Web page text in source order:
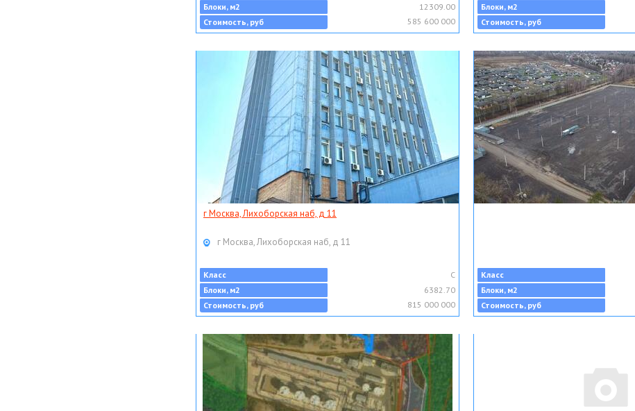
Блоки, м2
12309.00
Стоимость, руб
585 600 000
Блоки, м2
Стоимость, руб
г Москва, Лихоборская наб, д 11
г Москва, Лихоборская наб, д 11
Класс
C
Блоки, м2
6382.70
Стоимость, руб
815 000 000
Класс
Блоки, м2
Стоимость, руб